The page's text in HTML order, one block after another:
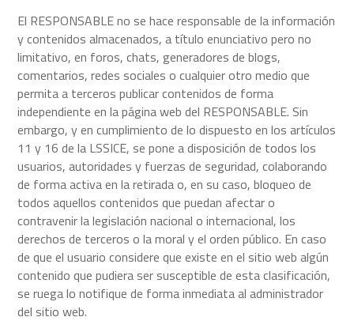
El RESPONSABLE no se hace responsable de la información
y contenidos almacenados, a título enunciativo pero no
limitativo, en foros, chats, generadores de blogs,
comentarios, redes sociales o cualquier otro medio que
permita a terceros publicar contenidos de forma
independiente en la página web del RESPONSABLE. Sin
embargo, y en cumplimiento de lo dispuesto en los artículos
11 y 16 de la LSSICE, se pone a disposición de todos los
usuarios, autoridades y fuerzas de seguridad, colaborando
de forma activa en la retirada o, en su caso, bloqueo de
todos aquellos contenidos que puedan afectar o
contravenir la legislación nacional o internacional, los
derechos de terceros o la moral y el orden público. En caso
de que el usuario considere que existe en el sitio web algún
contenido que pudiera ser susceptible de esta clasificación,
se ruega lo notifique de forma inmediata al administrador
del sitio web.